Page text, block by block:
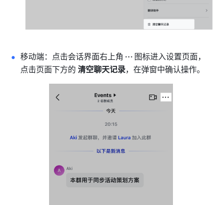
移动端：点击会话界面右上角
图标进入设置页面，
点击页面下方的 清空聊天记录，在弹窗中确认操作。